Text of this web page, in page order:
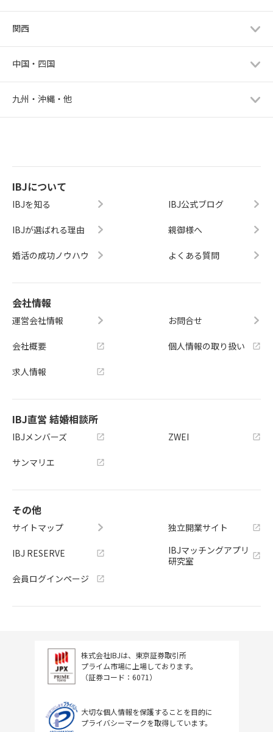
関西
中国・四国
九州・沖縄・他
IBJについて
IBJを知る
IBJが選ばれる理由
婚活の成功ノウハウ
IBJ公式ブログ
親御様へ
よくある質問
会社情報
運営会社情報
会社概要
求人情報
お問合せ
個人情報の取り扱い
IBJ直営 結婚相談所
IBJメンバーズ
サンマリエ
ZWEI
その他
サイトマップ
IBJ RESERVE
会員ログインページ
独立開業サイト
IBJマッチングアプリ
研究室
株式会社IBJは、東京証券取引所
プライム市場に上場しております。
（証券コード：6071）
大切な個人情報を保護することを目的に
プライバシーマークを取得しています。